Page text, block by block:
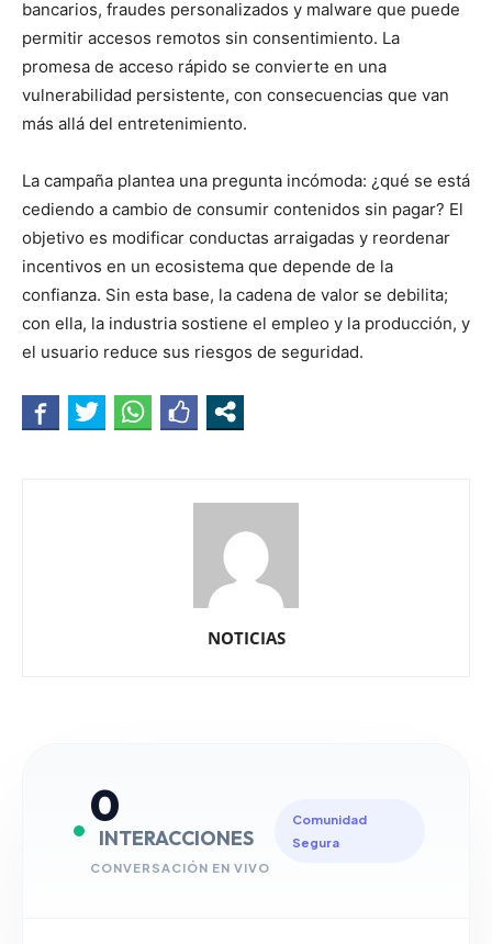
bancarios, fraudes personalizados y malware que puede
permitir accesos remotos sin consentimiento. La
promesa de acceso rápido se convierte en una
vulnerabilidad persistente, con consecuencias que van
más allá del entretenimiento.
La campaña plantea una pregunta incómoda: ¿qué se está
cediendo a cambio de consumir contenidos sin pagar? El
objetivo es modificar conductas arraigadas y reordenar
incentivos en un ecosistema que depende de la
confianza. Sin esta base, la cadena de valor se debilita;
con ella, la industria sostiene el empleo y la producción, y
el usuario reduce sus riesgos de seguridad.
NOTICIAS
0
INTERACCIONES
CONVERSACIÓN EN VIVO
Comunidad
Segura